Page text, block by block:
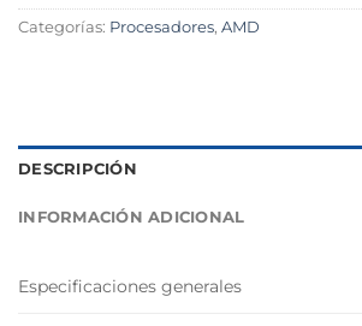
Categorías: Procesadores, AMD
DESCRIPCIÓN
INFORMACIÓN ADICIONAL
Especificaciones generales